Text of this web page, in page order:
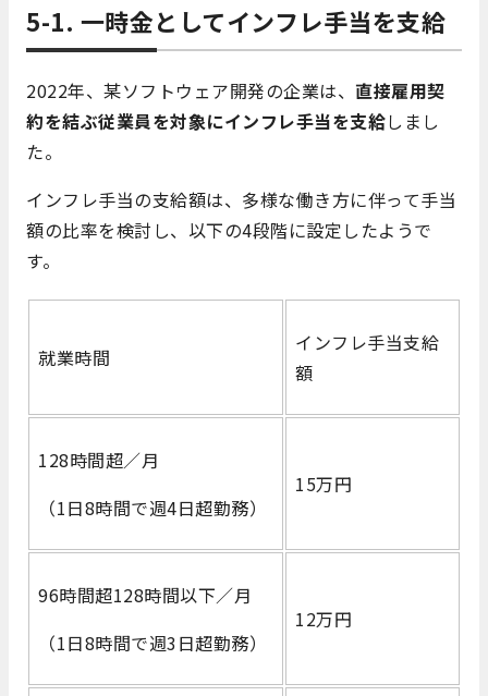
5-1. 一時金としてインフレ手当を支給
2022年、某ソフトウェア開発の企業は、 直接雇用契
約を結ぶ従業員を対象にインフレ手当を支給しまし
た。
インフレ手当の支給額は、多様な働き方に伴って手当
額の比率を検討し、以下の4段階に設定したようで
す。
就業時間
インフレ手当支給
額
128時間超／月
（1日8時間で週4日超勤務）
15万円
96時間超128時間以下／月
（1日8時間で週3日超勤務）
12万円